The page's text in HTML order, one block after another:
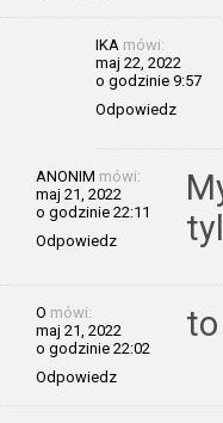
IKA mówi:
maj 22, 2022
o godzinie 9:57
Odpowiedz
ANONIM mówi:
maj 21, 2022
o godzinie 22:11
Odpowiedz
O mówi:
maj 21, 2022
o godzinie 22:02
Odpowiedz